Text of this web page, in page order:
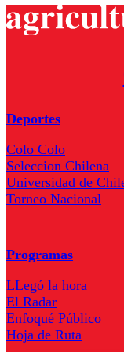
Deportes
Colo Colo
Seleccion Chilena
Universidad de
Torneo Nacional
Programas
LLegó la hora
El Radar
Enfoqué Público
Hoja de Ruta